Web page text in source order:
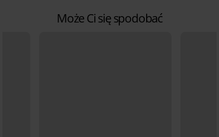
Może Ci się spodobać